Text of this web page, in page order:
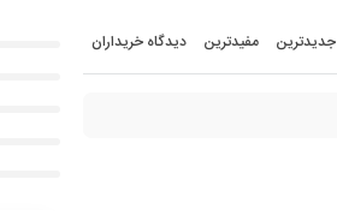
جدیدترین مفیدترین دیدگاه خریداران